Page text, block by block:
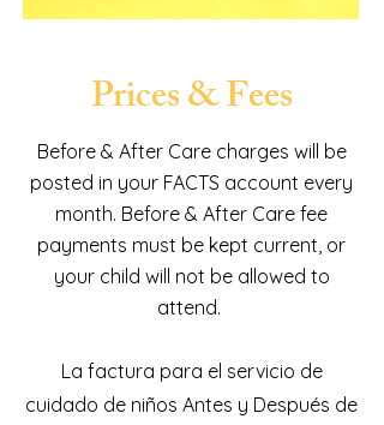
Prices & Fees
Before & After Care charges will be
posted in your FACTS account every
month.​ Before & After Care fee
payments must be kept current, or
your child will not be allowed to
attend.
La factura para el servicio de
cuidado de niños Antes y Después de